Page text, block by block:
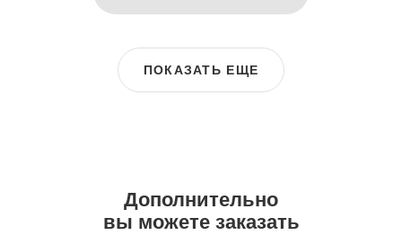
ПОКАЗАТЬ ЕЩЕ
Дополнительно
вы можете заказать